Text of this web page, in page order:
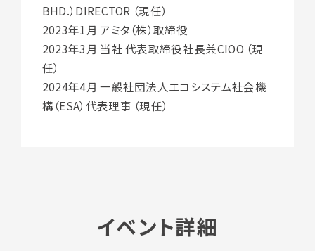
BHD.）DIRECTOR （現任）
2023年1月 アミタ（株）取締役
2023年3月 当社 代表取締役社長兼CIOO （現
任）
2024年4月 一般社団法人エコシステム社会機
構（ESA）代表理事 （現任）
イベント詳細